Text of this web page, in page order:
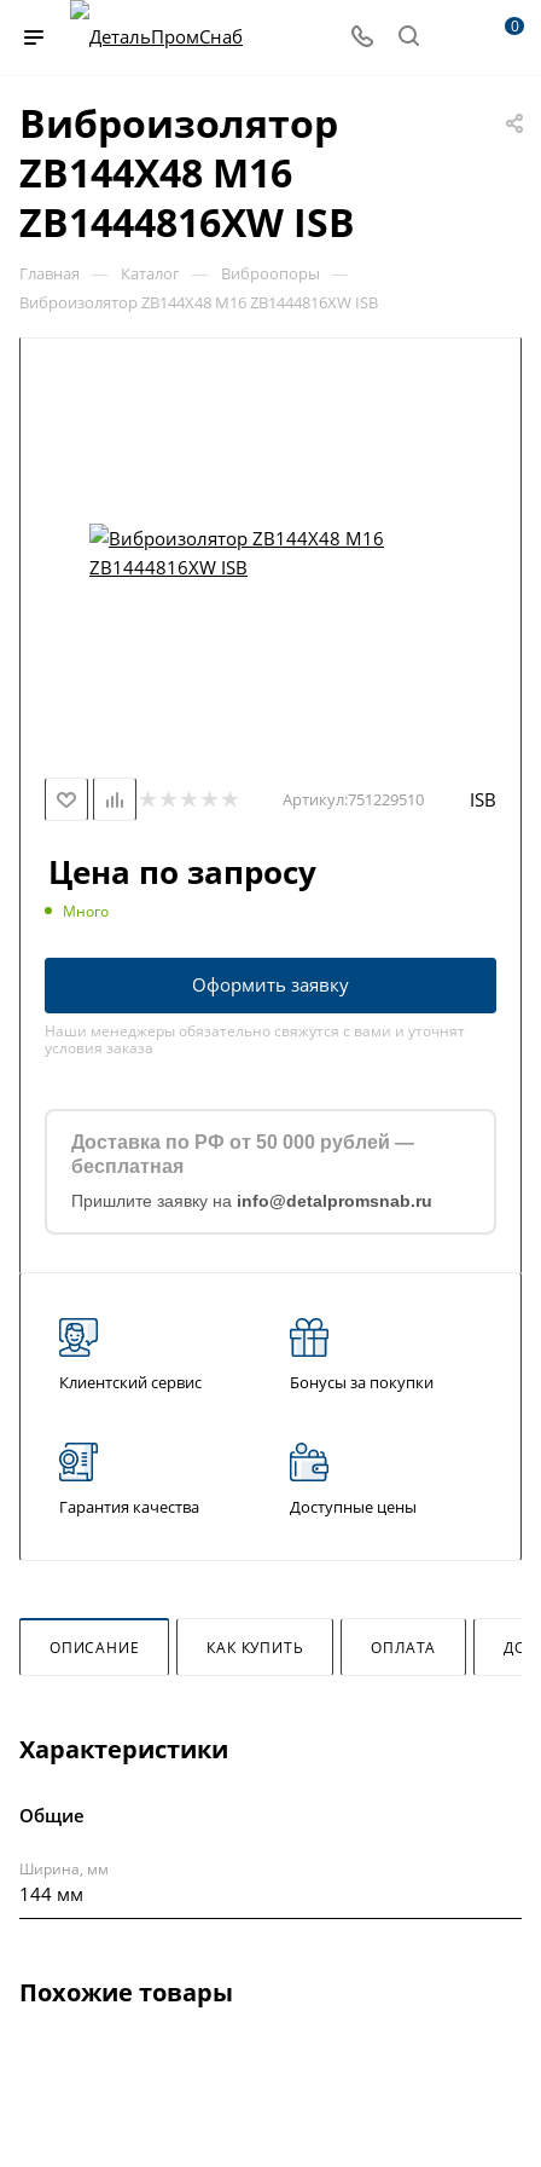
0
Виброизолятор
ZB144X48 M16
ZB1444816XW ISB
Главная — Каталог — Виброопоры —
Виброизолятор ZB144X48 M16 ZB1444816XW ISB
Артикул:751229510 ISB
Цена по запросу
Много
Оформить заявку
Наши менеджеры обязательно свяжутся с вами и уточнят
условия заказа
Доставка по РФ от 50 000 рублей —
бесплатная
Пришлите заявку на info@detalpromsnab.ru
Клиентский сервис Бонусы за покупки
Гарантия качества Доступные цены
ОПИСАНИЕ КАК КУПИТЬ ОПЛАТА
Характеристики
Общие
Ширина, мм
144 мм
Похожие товары